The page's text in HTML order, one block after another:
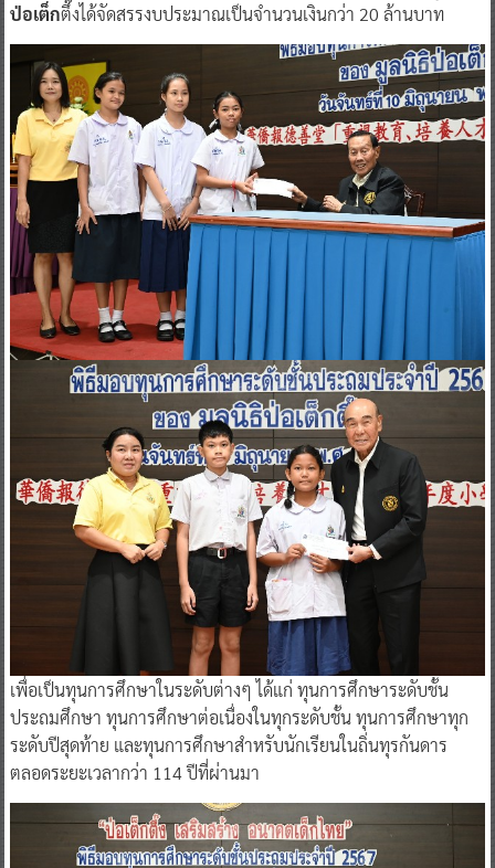
ป่อเต็กตึ๊งได้จัดสรรงบประมาณเป็นจำนวนเงินกว่า 20 ล้านบาท
เพื่อเป็นทุนการศึกษาในระดับต่างๆ ได้แก่ ทุนการศึกษาระดับชั้น
ประถมศึกษา ทุนการศึกษาต่อเนื่องในทุกระดับชั้น ทุนการศึกษาทุก
ระดับปีสุดท้าย และทุนการศึกษาสำหรับนักเรียนในถิ่นทุรกันดาร
ตลอดระยะเวลากว่า 114 ปีที่ผ่านมา